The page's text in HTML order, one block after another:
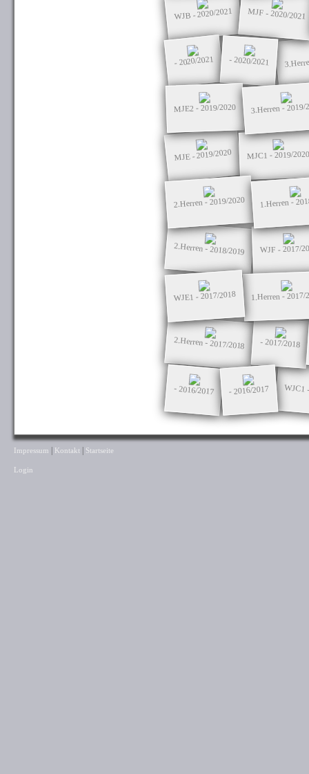
WJB - 2020/2021 MJF - 2020/2021
- 2020/2021 - 2020/2021
MJE2 - 2019/2020 3.Herren - 2019/
MJE - 2019/2020 MJC1 - 2019/
2.Herren - 2019/2020 1.Herren -
2.Herren - 2018/2019 WJF - 2017/
WJE1 - 2017/2018 1.Herren - 2017/
2.Herren - 2017/2018 - 2017/2018
- 2016/2017 - 2016/2017 WJC1
Impressum | Kontakt | Startseite
Login